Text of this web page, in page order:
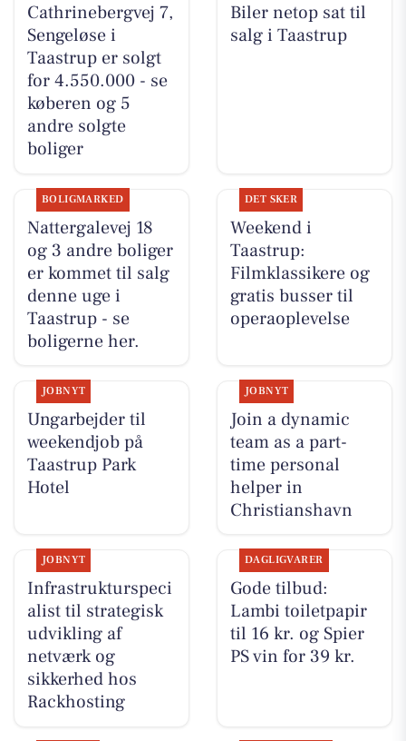
Cathrinebergvej 7,
Sengeløse i
Taastrup er solgt
for 4.550.000 - se
køberen og 5
andre solgte
boliger
Biler netop sat til
salg i Taastrup
BOLIGMARKED
Nattergalevej 18
og 3 andre boliger
er kommet til salg
denne uge i
Taastrup - se
boligerne her.
DET SKER
Weekend i
Taastrup:
Filmklassikere og
gratis busser til
operaoplevelse
JOBNYT
Ungarbejder til
weekendjob på
Taastrup Park
Hotel
JOBNYT
Join a dynamic
team as a part-
time personal
helper in
Christianshavn
JOBNYT
Infrastrukturspeci
alist til strategisk
udvikling af
netværk og
sikkerhed hos
Rackhosting
DAGLIGVARER
Gode tilbud:
Lambi toiletpapir
til 16 kr. og Spier
PS vin for 39 kr.